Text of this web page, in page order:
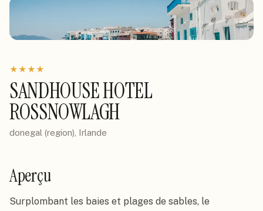
★★★★
SANDHOUSE HOTEL
ROSSNOWLAGH
donegal (region), Irlande
Aperçu
Surplombant les baies et plages de sables, le